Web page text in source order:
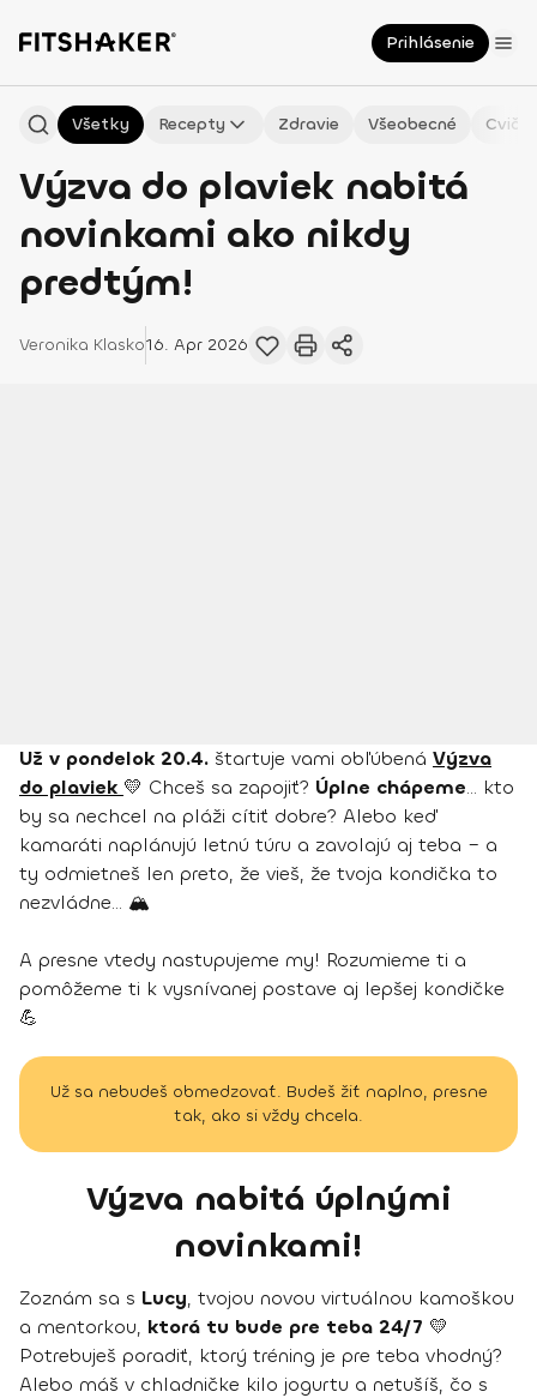
Prihlásenie
Všetky Recepty Zdravie Všeobecné
Výzva do plaviek nabitá
novinkami ako nikdy
predtým!
Veronika Klasko16. Apr 2026
Už v pondelok 20.4. štartuje vami obľúbená Výzva
do plaviek 💛 Chceš sa zapojiť? Úplne chápeme… kto
by sa nechcel na pláži cítiť dobre? Alebo keď
kamaráti naplánujú letnú túru a zavolajú aj teba – a
ty odmietneš len preto, že vieš, že tvoja kondička to
nezvládne… 🏔️
A presne vtedy nastupujeme my! Rozumieme ti a
pomôžeme ti k vysnívanej postave aj lepšej kondičke
💪
Už sa nebudeš obmedzovať. Budeš žiť naplno, presne
tak, ako si vždy chcela.
Výzva nabitá úplnými
novinkami!
Zoznám sa s Lucy, tvojou novou virtuálnou kamoškou
a mentorkou, ktorá tu bude pre teba 24/7 💛
Potrebuješ poradiť, ktorý tréning je pre teba vhodný?
Alebo máš v chladničke kilo jogurtu a netušíš, čo s